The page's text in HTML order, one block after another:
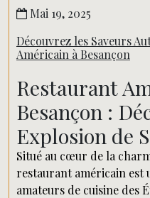
Mai 19, 2025
Découvrez les Saveurs
Américain à Besançon
Restaurant
Besançon :
Explosion de
Situé au cœur de la
restaurant américain est
amateurs de cuisine des